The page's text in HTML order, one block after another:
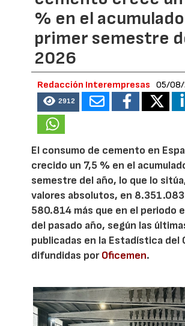
% en el
primer semestre
2026
Redacción Interempresas 05/
2912
El consumo de cemento en
crecido un 7,5 % en el
semestre del año, lo que lo
valores absolutos, en
580.814 más que en el periodo
del pasado año, según las
publicadas en la Estadística del
difundidas porOficemen.